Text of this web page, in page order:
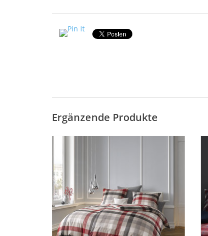
Ergänzende Produkte